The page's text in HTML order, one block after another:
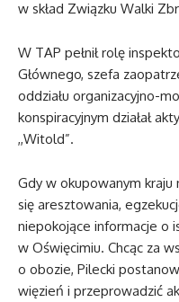
w skład Związku Walki
W TAP pełnił rolę
Głównego, szefa
oddziału organizacyjno-
konspiracyjnym działał
,,Witold”.
Gdy w okupowanym
się aresztowania,
niepokojące informacje o
w Oświęcimiu. Chcąc za
o obozie, Pilecki
więzień i przeprowadzić